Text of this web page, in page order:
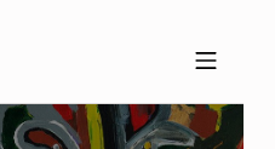
MOBILE MENU